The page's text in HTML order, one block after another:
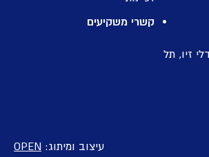
24, מגדלי זיו, תל
קשרי משקיעים
עיצוב ומיתוג: OPEN